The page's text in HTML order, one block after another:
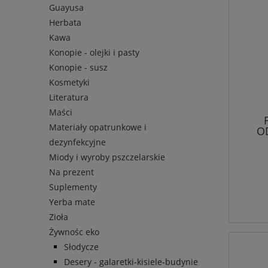
Guayusa
Herbata
Kawa
Konopie - olejki i pasty
Konopie - susz
Kosmetyki
Literatura
Maści
Materiały opatrunkowe i
dezynfekcyjne
Miody i wyroby pszczelarskie
Na prezent
Suplementy
Yerba mate
Zioła
Żywnośc eko
Słodycze
Desery - galaretki-kisiele-budynie